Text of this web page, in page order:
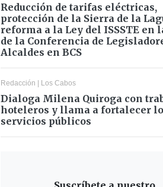
Reducción de tarifas eléctricas,
protección de la Sierra de la
reforma a la Ley del ISSSTE en
de la Conferencia de
Alcaldes en BCS
Redacción | Los Cabos
Dialoga Milena Quiroga con
hoteleros y llama a fortalecer
servicios públicos